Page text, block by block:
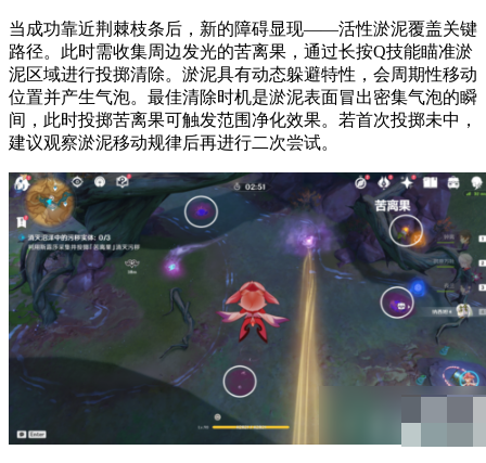
当成功靠近荆棘枝条后，新的障碍显现——活性淤泥覆盖关键
路径。此时需收集周边发光的苦离果，通过长按Q技能瞄准淤
泥区域进行投掷清除。淤泥具有动态躲避特性，会周期性移动
位置并产生气泡。最佳清除时机是淤泥表面冒出密集气泡的瞬
间，此时投掷苦离果可触发范围净化效果。若首次投掷未中，
建议观察淤泥移动规律后再进行二次尝试。